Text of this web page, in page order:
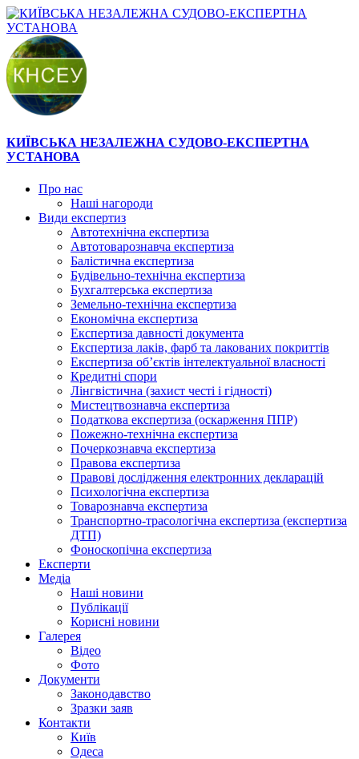
КИЇВСЬКА НЕЗАЛЕЖНА СУДОВО-ЕКСПЕРТНА
УСТАНОВА
Про нас
Наші нагороди
Види експертиз
Автотехнічна експертиза
Автотоварознавча експертиза
Балістична експертиза
Будівельно-технічна експертиза
Бухгалтерська експертиза
Земельно-технічна експертиза
Економічна експертиза
Експертиза давності документа
Експертиза лаків, фарб та лакованих покриттів
Експертиза об’єктів інтелектуальної власності
Кредитні спори
Лінгвістична (захист честі і гідності)
Мистецтвознавча експертиза
Податкова експертиза (оскарження ППР)
Пожежно-технічна експертиза
Почеркознавча експертиза
Правова експертиза
Правові дослідження електронних декларацій
Психологічна експертиза
Товарознавча експертиза
Транспортно-трасологічна експертиза (експертиза
ДТП)
Фоноскопічна експертиза
Експерти
Медіа
Наші новини
Публікації
Корисні новини
Галерея
Відео
Фото
Документи
Законодавство
Зразки заяв
Контакти
Київ
Одеса